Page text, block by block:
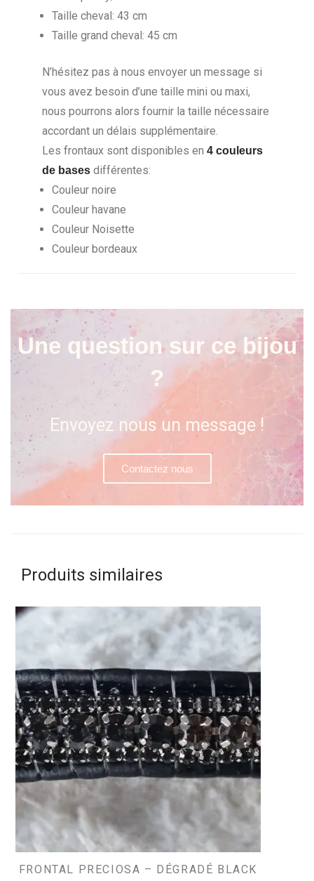
Taille cheval: 43 cm
Taille grand cheval: 45 cm
N’hésitez pas à nous envoyer un message si
vous avez besoin d’une taille mini ou maxi,
nous pourrons alors fournir la taille nécessaire
accordant un délais supplémentaire.
Les frontaux sont disponibles en 4 couleurs
de bases différentes:
Couleur noire
Couleur havane
Couleur Noisette
Couleur bordeaux
Une question sur ce bijou
?
Envoyez nous un message !
Contactez nous
Produits similaires
FRONTAL PRECIOSA – DÉGRADÉ BLACK